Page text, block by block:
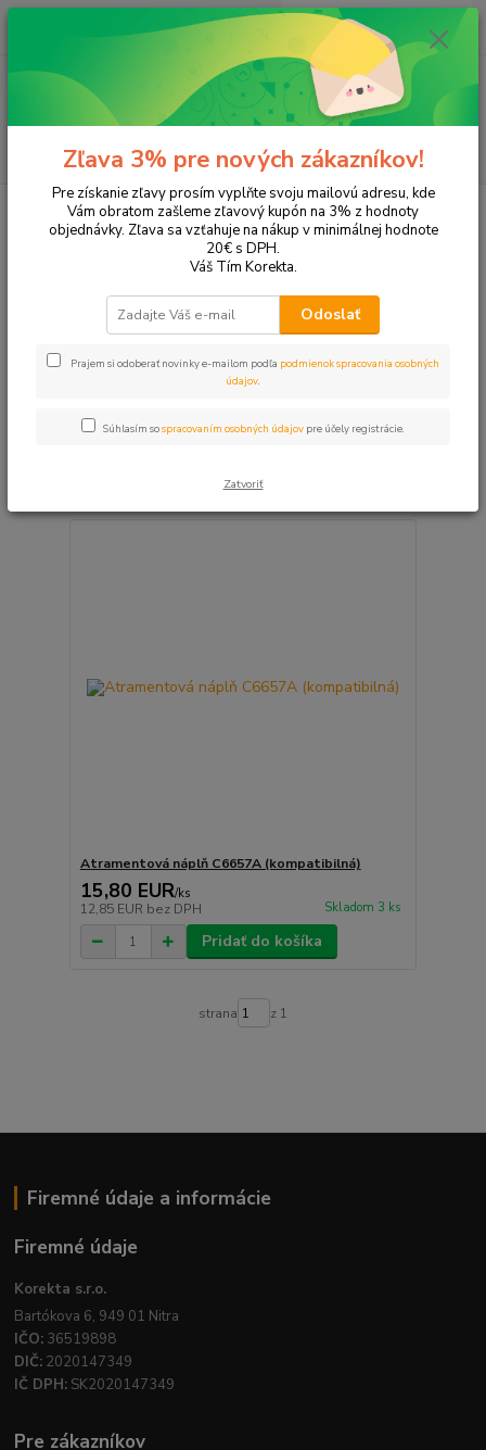
Hľadať
ks
za 0,00 EUR
Tonery a náplne do tlačiarní Hewlett Packard
HP OfficeJet
OfficeJet 5500
OfficeJet 5500
Upresniť parametre
strana
Atramentová náplň C6657A (kompatibilná)
15,80 EUR/ks
12,85 EUR bez DPH Skladom 3 ks
Pridať do košíka
strana z 1
Firemné údaje a informácie
Firemné údaje
Korekta s.r.o.
Bartókova 6, 949 01 Nitra
IČO: 36519898
DIČ: 2020147349
IČ DPH: SK2020147349
Pre zákazníkov
Zľava 3% pre nových zákazníkov!
Pre získanie zľavy prosím vyplňte svoju mailovú adresu, kde
Vám obratom zašleme zľavový kupón na 3% z hodnoty
objednávky. Zľava sa vzťahuje na nákup v minimálnej hodnote
20€ s DPH.
Váš Tím Korekta.
Odoslať
Prajem si odoberať novinky e-mailom podľa podmienok spracovania osobných
údajov.
Súhlasím sospracovaním osobných údajov pre účely registrácie.
Zatvoriť